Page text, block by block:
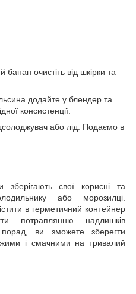
очистіть від шкірки та
додайте у блендер та
консистенції.
або лід. Подаємо в
зберігають свої корисні та
або морозилці.
в герметичний контейнер
потраплянню надлишків
ви зможете зберегти
і смачними на тривалий